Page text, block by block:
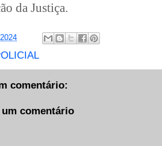
da Justiça.
comentário:
comentário